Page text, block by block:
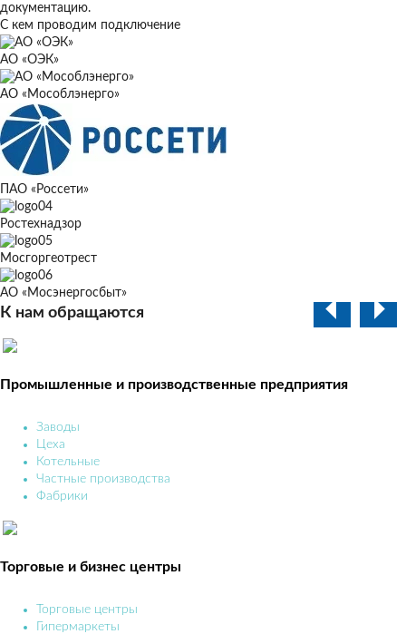
документацию.
С кем проводим подключение
АО «ОЭК»
АО «Мособлэнерго»
ПАО «Россети»
Ростехнадзор
Мосгоргеотрест
АО «Мосэнергосбыт»
К нам обращаются
Промышленные и производственные предприятия
Заводы
Цеха
Котельные
Частные производства
Фабрики
Торговые и бизнес центры
Торговые центры
Гипермаркеты